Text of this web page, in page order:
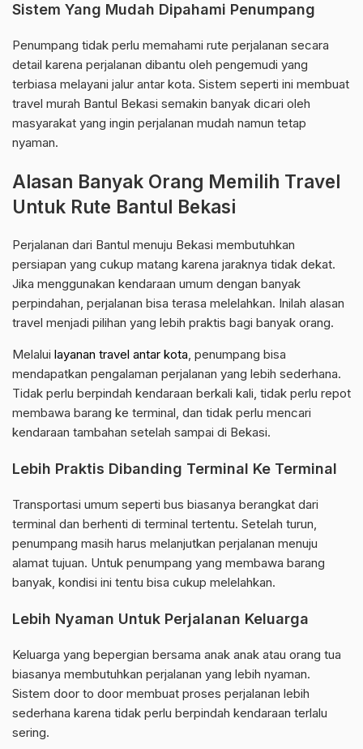
Sistem Yang Mudah Dipahami Penumpang
Penumpang tidak perlu memahami rute perjalanan secara
detail karena perjalanan dibantu oleh pengemudi yang
terbiasa melayani jalur antar kota. Sistem seperti ini membuat
travel murah Bantul Bekasi semakin banyak dicari oleh
masyarakat yang ingin perjalanan mudah namun tetap
nyaman.
Alasan Banyak Orang Memilih Travel
Untuk Rute Bantul Bekasi
Perjalanan dari Bantul menuju Bekasi membutuhkan
persiapan yang cukup matang karena jaraknya tidak dekat.
Jika menggunakan kendaraan umum dengan banyak
perpindahan, perjalanan bisa terasa melelahkan. Inilah alasan
travel menjadi pilihan yang lebih praktis bagi banyak orang.
Melalui layanan travel antar kota, penumpang bisa
mendapatkan pengalaman perjalanan yang lebih sederhana.
Tidak perlu berpindah kendaraan berkali kali, tidak perlu repot
membawa barang ke terminal, dan tidak perlu mencari
kendaraan tambahan setelah sampai di Bekasi.
Lebih Praktis Dibanding Terminal Ke Terminal
Transportasi umum seperti bus biasanya berangkat dari
terminal dan berhenti di terminal tertentu. Setelah turun,
penumpang masih harus melanjutkan perjalanan menuju
alamat tujuan. Untuk penumpang yang membawa barang
banyak, kondisi ini tentu bisa cukup melelahkan.
Lebih Nyaman Untuk Perjalanan Keluarga
Keluarga yang bepergian bersama anak anak atau orang tua
biasanya membutuhkan perjalanan yang lebih nyaman.
Sistem door to door membuat proses perjalanan lebih
sederhana karena tidak perlu berpindah kendaraan terlalu
sering.